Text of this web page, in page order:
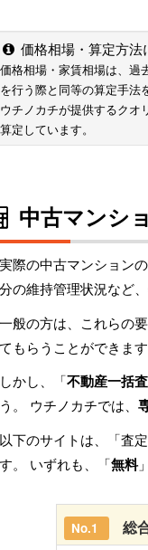
価格相場・算定方法
価格相場・家賃相場は、過
を行う際と同等の算定手法
ウチノカチが提供するクオ
算定しています。
中古マンシ
実際の中古マンション
の維持管理状況など
一般の方は、これらの
もらうことができます
しかし、「不動産一括
。 ウチノカチでは、
以下のサイトは、「査
。 いずれも、「無料